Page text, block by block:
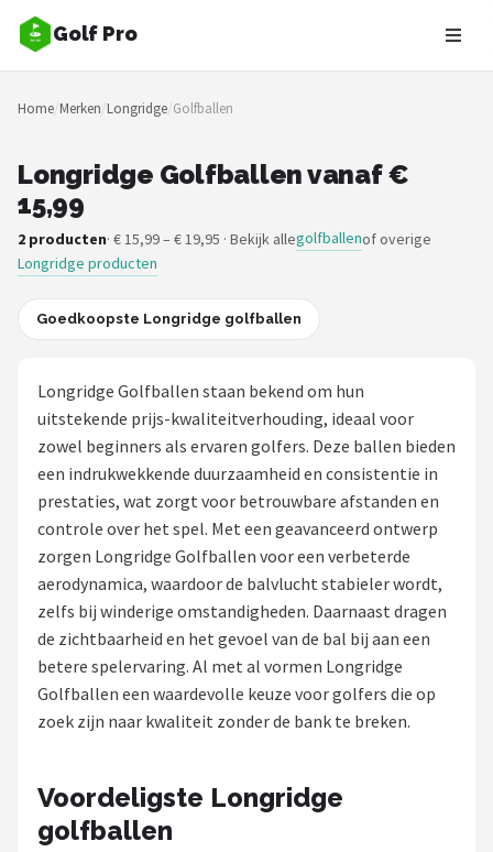
Golf Pro
Zoeken
NAVIGATIE
Merken
Blog
Golfers
Golfsets
Drivers
Putters
Golfschoenen
Shop
POPULAIRE MERKEN
Func Factory
Livano
Home/Merken/Longridge/Golfballen
Longridge Golfballen vanaf €
15,99
2 producten· € 15,99 – € 19,95 · Bekijk allegolfballenof overige
Longridge producten
Goedkoopste Longridge golfballen
Longridge Golfballen staan bekend om hun
uitstekende prijs-kwaliteitverhouding, ideaal voor
zowel beginners als ervaren golfers. Deze ballen bieden
een indrukwekkende duurzaamheid en consistentie in
prestaties, wat zorgt voor betrouwbare afstanden en
controle over het spel. Met een geavanceerd ontwerp
zorgen Longridge Golfballen voor een verbeterde
aerodynamica, waardoor de balvlucht stabieler wordt,
zelfs bij winderige omstandigheden. Daarnaast dragen
de zichtbaarheid en het gevoel van de bal bij aan een
betere spelervaring. Al met al vormen Longridge
Golfballen een waardevolle keuze voor golfers die op
zoek zijn naar kwaliteit zonder de bank te breken.
Voordeligste Longridge
golfballen